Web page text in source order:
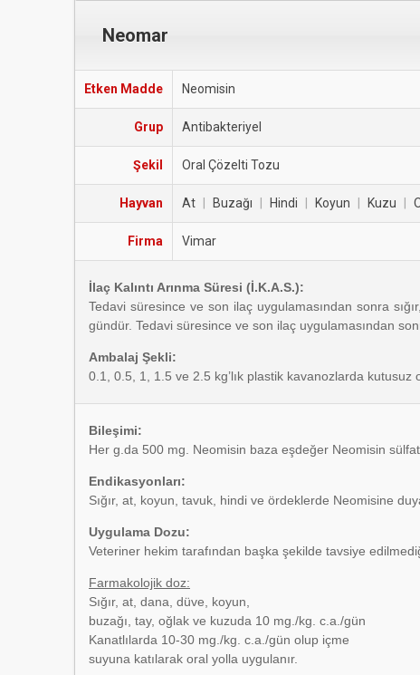
Neomar
Etken Madde Neomisin
Grup Antibakteriyel
Şekil Oral Çözelti Tozu
Hayvan At Buzağı Hindi Koyun Kuzu
Firma Vimar
İlaç Kalıntı Arınma Süresi (İ.K.A.S.):
Tedavi süresince ve son ilaç uygulamasından sonra
gündür. Tedavi süresince ve son ilaç uygulamasından
Ambalaj Şekli:
0.1, 0.5, 1, 1.5 ve 2.5 kg’lık plastik kavanozlarda kutusuz
Bileşimi:
Her g.da 500 mg. Neomisin baza eşdeğer Neomisin sülfat
Endikasyonları:
Sığır, at, koyun, tavuk, hindi ve ördeklerde Neomisine
Uygulama Dozu:
Veteriner hekim tarafından başka şekilde tavsiye
Farmakolojik doz:
Sığır, at, dana, düve, koyun,
buzağı, tay, oğlak ve kuzuda 10 mg./kg. c.a./gün
Kanatlılarda 10-30 mg./kg. c.a./gün olup içme
suyuna katılarak oral yolla uygulanır.